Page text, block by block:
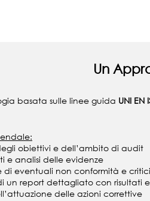
Un
basata sulle linee guida UNI EN
obiettivi e dell’ambito di audit
e analisi delle evidenze
di eventuali non conformità e
un report dettagliato con risultati
delle azioni correttive